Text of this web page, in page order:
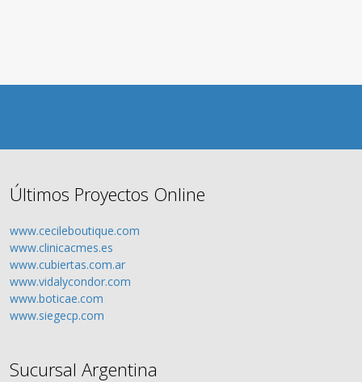
Últimos Proyectos Online
www.cecileboutique.com
www.clinicacmes.es
www.cubiertas.com.ar
www.vidalycondor.com
www.boticae.com
www.siegecp.com
Sucursal Argentina